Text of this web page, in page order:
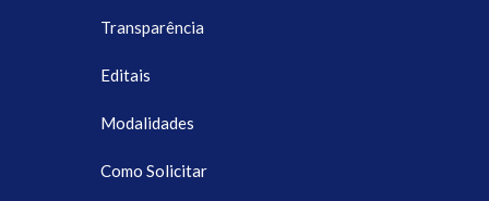
Transparência
Editais
Modalidades
Como Solicitar